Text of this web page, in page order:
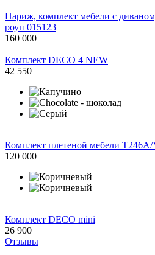
Париж, комплект мебели с
роуп 015123
160 000
Комплект DECO 4 NEW
42 550
Комплект плетеной мебели
120 000
Комплект DECO mini
26 900
Отзывы